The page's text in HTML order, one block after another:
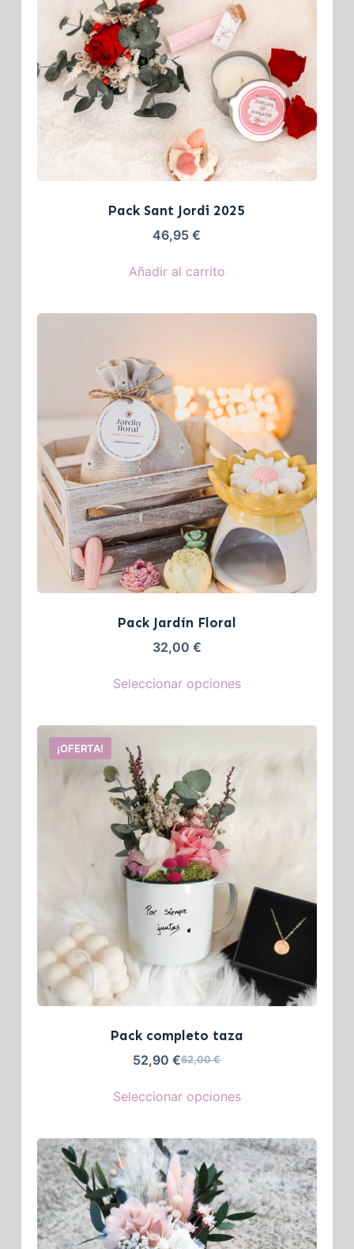
Pack Sant Jordi 2025
46,95€
Añadir al carrito
Pack Jardín Floral
32,00 €
Seleccionar opciones
¡OFERTA!
Pack completo taza
62,00€
52,90€
Seleccionar opciones